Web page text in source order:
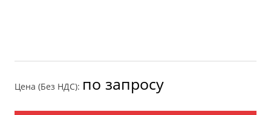
Цена (Без НДС): по запросу